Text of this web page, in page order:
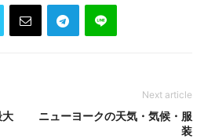
大
Next article
ニューヨークの天気・気候・服
装